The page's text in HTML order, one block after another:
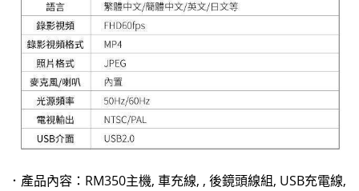
．產品內容：RM350主機, 車充線, , 後鏡頭線組, USB充電線,